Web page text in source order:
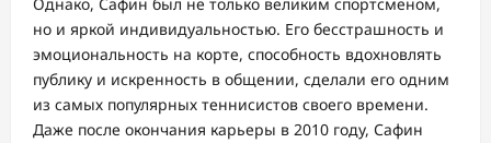
но и яркой индивидуальностью. Его бесстрашность и
эмоциональность на корте, способность вдохновлять
публику и искренность в общении, сделали его одним
из самых популярных теннисистов своего времени.
Даже после окончания карьеры в 2010 году, Сафин